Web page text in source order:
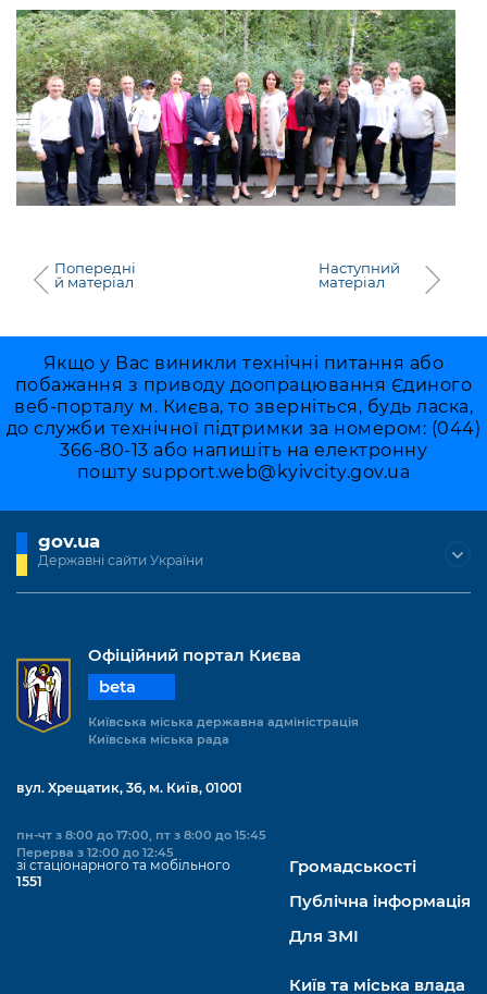
Попередні
й матеріал
Наступний
матеріал
Якщо у Вас виникли технічні питання або
побажання з приводу доопрацювання Єдиного
веб-порталу м. Києва, то зверніться, будь ласка,
до служби технічної підтримки за номером: (044)
366-80-13 або напишіть на електронну
пошту support.web@kyivcity.gov.ua
gov.ua
Державні сайти України
Офіційний портал Києва
beta
Київська міська державна адміністрація
Київська міська рада
вул. Хрещатик, 36, м. Київ, 01001
пн-чт з 8:00 до 17:00, пт з 8:00 до 15:45
Перерва з 12:00 до 12:45
зі стаціонарного та мобільного
1551
Громадськості
Публічна інформація
Для ЗМІ
Київ та міська влада